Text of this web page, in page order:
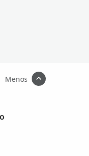
Menos